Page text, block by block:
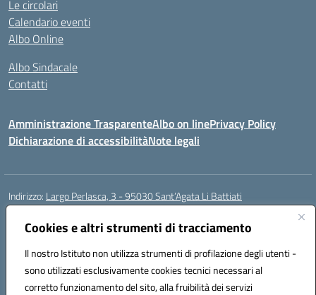
Cookies e altri strumenti di tracciamento
Il nostro Istituto non utilizza strumenti di profilazione degli utenti -
sono utilizzati esclusivamente cookies tecnici necessari al
corretto funzionamento del sito, alla fruibilità dei servizi
Le circolari
Calendario eventi
Albo Online
Albo Sindacale
Contatti
Amministrazione TrasparenteAlbo on linePrivacy Policy
Dichiarazione di accessibilitàNote legali
Indirizzo: Largo Perlasca, 3 - 95030 Sant’Agata Li Battiati
Centralino:
ctic8bl002@istruzione.it
Posta elettronica certificata (PEC):ctic8bl002@pec.istruzione.it
Codice fiscale: 93253680875
Codice meccanografico:CTIC8BL002
Codice Indice delle Pubbliche Amministrazioni (IPA): 7UKG69R2